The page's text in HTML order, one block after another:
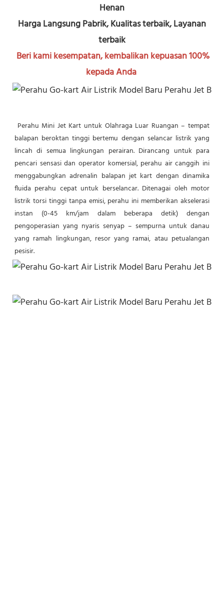
Henan
Harga Langsung Pabrik, Kualitas terbaik, Layanan
terbaik
Beri kami kesempatan, kembalikan kepuasan 100%
kepada Anda
Perahu Mini Jet Kart untuk Olahraga Luar Ruangan – tempat
balapan beroktan tinggi bertemu dengan selancar listrik yang
lincah di semua lingkungan perairan. Dirancang untuk para
pencari sensasi dan operator komersial, perahu air canggih ini
menggabungkan adrenalin balapan jet kart dengan dinamika
fluida perahu cepat untuk berselancar. Ditenagai oleh motor
listrik torsi tinggi tanpa emisi, perahu ini memberikan akselerasi
instan (0-45 km/jam dalam beberapa detik) dengan
pengoperasian yang nyaris senyap – sempurna untuk danau
yang ramah lingkungan, resor yang ramai, atau petualangan
pesisir.